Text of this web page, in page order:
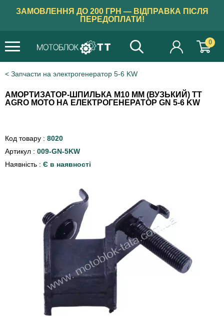
ЗАМОВЛЕННЯ ДО 200 ГРН — ВІДПРАВКА ПІСЛЯ
ПЕРЕДОПЛАТИ!
0
Запчасти на электрогенератор 5-6 KW
АМОРТИЗАТОР-ШПИЛЬКА М10 ММ (ВУЗЬКИЙ) TT
AGRO MOTO НА ЕЛЕКТРОГЕНЕРАТОР GN 5-6 KW
Код товару : 8020
Артикул : 009-GN-5KW
Наявність : Є в наявності